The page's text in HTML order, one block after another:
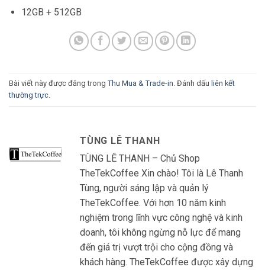
12GB + 512GB
Bài viết này được đăng trong Thu Mua & Trade-in . Đánh dấu liên kết
thường trực
TÙNG LÊ THANH
TÙNG LÊ THANH – Chủ Shop
TheTekCoffee Xin chào! Tôi là Lê Thanh
Tùng, người sáng lập và quản lý
TheTekCoffee. Với hơn 10 năm kinh
nghiệm trong lĩnh vực công nghệ và kinh
doanh, tôi không ngừng nỗ lực để mang
đến giá trị vượt trội cho cộng đồng và
khách hàng. TheTekCoffee được xây dựng